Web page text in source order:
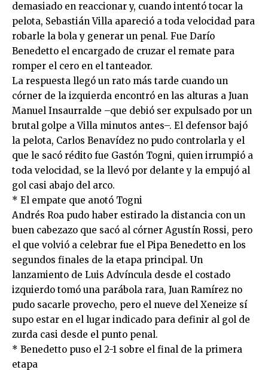
demasiado en reaccionar y, cuando intentó tocar la
pelota, Sebastián Villa apareció a toda velocidad para
robarle la bola y generar un penal. Fue Darío
Benedetto el encargado de cruzar el remate para
romper el cero en el tanteador.
La respuesta llegó un rato más tarde cuando un
córner de la izquierda encontró en las alturas a Juan
Manuel Insaurralde –que debió ser expulsado por un
brutal golpe a Villa minutos antes–. El defensor bajó
la pelota, Carlos Benavídez no pudo controlarla y el
que le sacó rédito fue Gastón Togni, quien irrumpió a
toda velocidad, se la llevó por delante y la empujó al
gol casi abajo del arco.
* El empate que anotó Togni
Andrés Roa pudo haber estirado la distancia con un
buen cabezazo que sacó al córner Agustín Rossi, pero
el que volvió a celebrar fue el Pipa Benedetto en los
segundos finales de la etapa principal. Un
lanzamiento de Luis Advíncula desde el costado
izquierdo tomó una parábola rara, Juan Ramírez no
pudo sacarle provecho, pero el nueve del Xeneize sí
supo estar en el lugar indicado para definir al gol de
zurda casi desde el punto penal.
* Benedetto puso el 2-1 sobre el final de la primera
etapa